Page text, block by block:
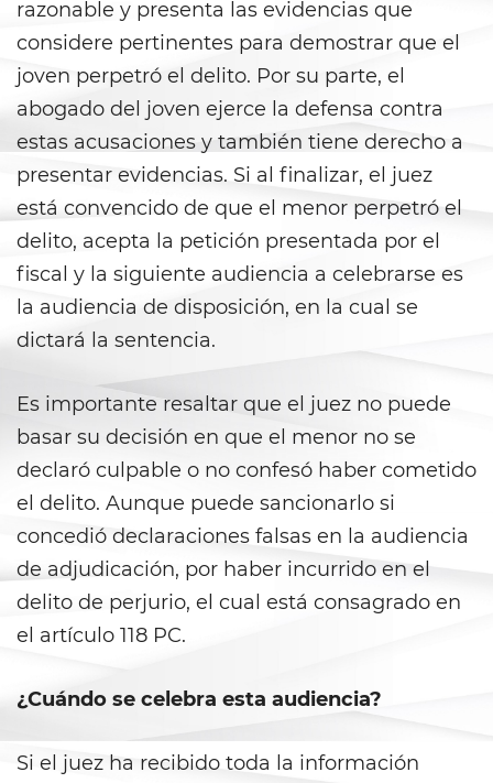
Armas Prohibidas
Descarga Negligente de un
Arma de Fuego
La Ley de los Tres Delitos y
Fuera
Portar un Arma de Fuego
Cargada
Portar un Arma de Fuego
Oculta
Delitos de Conduccion
Chocar y Huir
Conducir con una Licencia
Suspendida
Evadir a un Oficial de Policía
Homicidio Vehicular
Robo de Auto
Delitos de Cuello Blanco
Apropiación Indebida De
Fondos Públicos
razonable y presenta las evidencias que
considere pertinentes para demostrar que el
joven perpetró el delito. Por su parte, el
abogado del joven ejerce la defensa contra
estas acusaciones y también tiene derecho a
presentar evidencias. Si al finalizar, el juez
está convencido de que el menor perpetró el
delito, acepta la petición presentada por el
fiscal y la siguiente audiencia a celebrarse es
la audiencia de disposición, en la cual se
dictará la sentencia.
Es importante resaltar que el juez no puede
basar su decisión en que el menor no se
declaró culpable o no confesó haber cometido
el delito. Aunque puede sancionarlo si
concedió declaraciones falsas en la audiencia
de adjudicación, por haber incurrido en el
delito de perjurio, el cual está consagrado en
el artículo 118 PC.
¿Cuándo se celebra esta audiencia?
Si el juez ha recibido toda la información